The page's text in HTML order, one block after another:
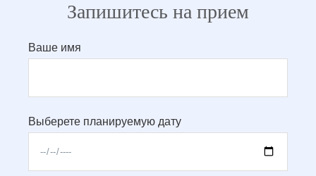
Запишитесь на прием
Ваше имя
Выберете планируемую дату